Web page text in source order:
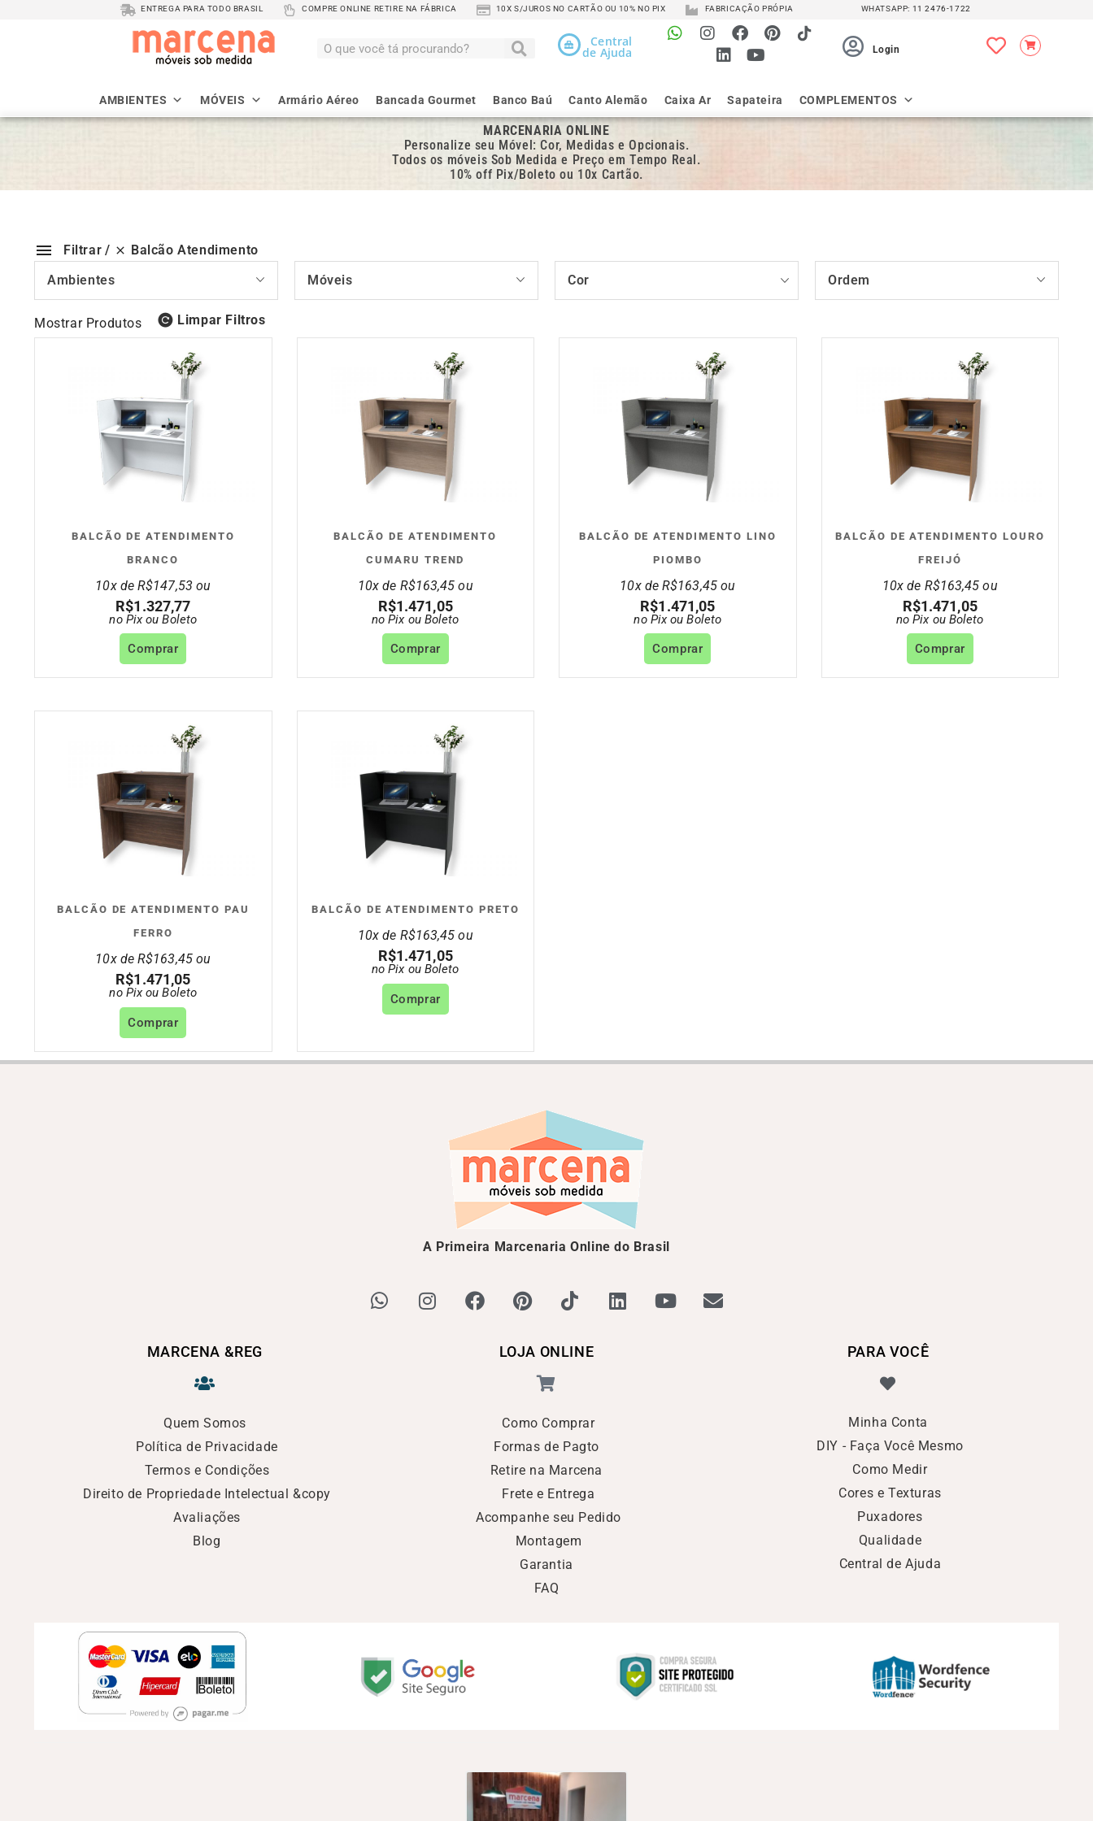
ENTREGA PARA TODO BRASIL COMPRE ONLINE RETIRE NA FÁBRICA 10X S/JUROS NO CARTÃO OU 10% NO PIX FABRICAÇÃO PRÓPIA WHATSAPP: 11 2476-1722
Central
de Ajuda Login
AMBIENTES MÓVEIS Armário Aéreo Bancada Gourmet Banco Baú Canto Alemão Caixa Ar Sapateira COMPLEMENTOS
MARCENARIA ONLINE
Personalize seu Móvel: Cor, Medidas e Opcionais.
Todos os móveis Sob Medida e Preço em Tempo Real.
10% off Pix/Boleto ou 10x Cartão.
Filtrar
Balcão Atendimento
Ambientes
Móveis Cor Ordem
Mostrar Produtos Limpar Filtros
BALCÃO DE ATENDIMENTO
BRANCO
10x deR$147,53ou
R$1.327,77
no Pix ou Boleto
Comprar
BALCÃO DE ATENDIMENTO
CUMARU TREND
10x de R$163,45 ou
R$1.471,05
no Pix ou Boleto
Comprar
BALCÃO DE ATENDIMENTO LINO
PIOMBO
10x deR$163,45ou
R$1.471,05
no Pix ou Boleto
Comprar
BALCÃO DE ATENDIMENTO LOURO
FREIJÓ
10x de R$163,45 ou
R$1.471,05
no Pix ou Boleto
Comprar
BALCÃO DE ATENDIMENTO PAU
FERRO
10x deR$163,45ou
R$1.471,05
no Pix ou Boleto
Comprar
BALCÃO DE ATENDIMENTO PRETO
10x de R$163,45 ou
R$1.471,05
no Pix ou Boleto
Comprar
A Primeira Marcenaria Online do Brasil
MARCENA &REG
Quem Somos
Política de Privacidade
Termos e Condições
Direito de Propriedade Intelectual &copy
Avaliações
Blog
LOJA ONLINE
Como Comprar
Formas de Pagto
Retire na Marcena
Frete e Entrega
Acompanhe seu Pedido
Montagem
Garantia
FAQ
PARA VOCÊ
Minha Conta
DIY - Faça Você Mesmo
Como Medir
Cores e Texturas
Puxadores
Qualidade
Central de Ajuda